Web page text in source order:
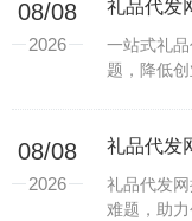
08/08
2026
一站式礼
题，降低
08/08
2026
礼品代发
难题，助